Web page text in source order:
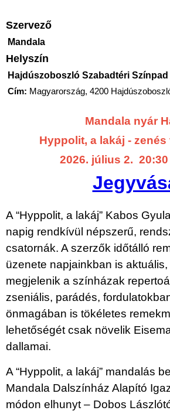
Szervező
Mandala
Helyszín
Hajdúszoboszló Szabadtéri Színpad
Cím: Magyarország, 4200
Mandala nyár
Hyppolit, a lakáj -
2026. július 2.
A “Hyppolit, a lakáj” Kabos
napig rendkívül népszerű,
csatornák. A szerzők időtálló
üzenete napjainkban is
megjelenik a színházak
zseniális, parádés,
önmagában is tökéletes
lehetőségét csak növelik
dallamai.
A “Hyppolit, a lakáj” mandalás
Mandala Dalszínház Alapító
módon elhunyt – Dobos